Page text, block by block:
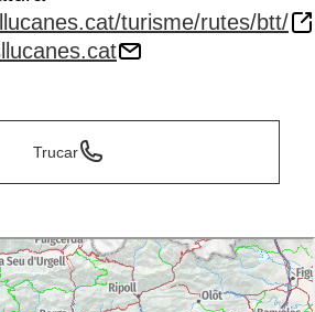
turisme/rutes/btt/
Trucar